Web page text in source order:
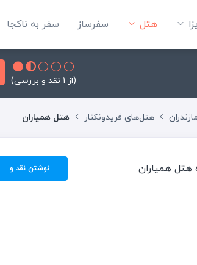
هتل‌ سفرساز سفر به ناکجا
(از 1 نقد و بررسی)
هتل‌های فریدونکنار هتل همیاران
هتل همیاران
نوشتن نقد و